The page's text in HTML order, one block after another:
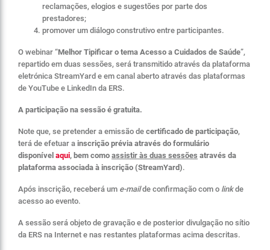
reclamações, elogios e sugestões por parte dos
prestadores;
promover um diálogo construtivo entre participantes.
O webinar “Melhor Tipificar o tema Acesso a Cuidados de Saúde”,
repartido em duas sessões, será transmitido através da plataforma
eletrónica StreamYard e em canal aberto através das plataformas
de YouTube e LinkedIn da ERS.
A participação na sessão é gratuita.
Note que, se pretender a emissão de certificado de participação,
terá de efetuar a inscrição prévia através do formulário
disponível aqui, bem como assistir às duas sessões através da
plataforma associada à inscrição (StreamYard).
Após inscrição, receberá um e-mailde confirmação com o linkde
acesso ao evento.
A sessão será objeto de gravação e de posterior divulgação no sítio
da ERS na Internet e nas restantes plataformas acima descritas.